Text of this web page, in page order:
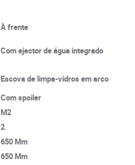
À frente
Com ejector de água integrado
Escova de limpa-vidros em arco
Com spoiler
M2
2
650 Mm
650 Mm